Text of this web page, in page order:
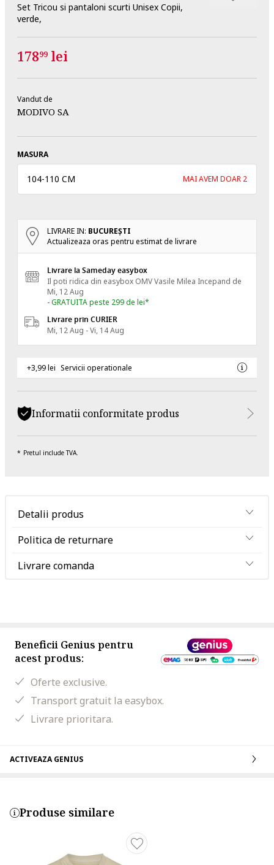
Set Tricou si pantaloni scurti Unisex Copii,
verde,
17899 lei
Vandut de
MODIVO SA
MASURA
104-110 CM MAI AVEM DOAR 2
LIVRARE IN: BUCUREŞTI
Actualizeaza oras pentru estimat de livrare
Livrare la Sameday easybox
Il poti ridica din easybox OMV Vasile Milea Incepand de
Mi, 12 Aug
- GRATUITA peste 299 de lei*
Livrare prin CURIER
Mi, 12 Aug - Vi, 14 Aug
+3,99 lei Servicii operationale
Informatii conformitate produs
Pretul include TVA.
Detalii produs
Politica de returnare
Livrare comanda
Beneficii Genius pentru
acest produs:
Oferte exclusive.
Transport gratuit la easybox.
Livrare prioritara.
ACTIVEAZA GENIUS
Produse similare